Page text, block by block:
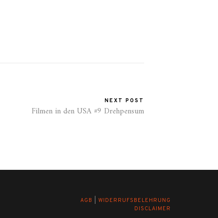
NEXT POST
Filmen in den USA #9 Drehpensum
AGB
WIDERRUFSBELEHRUNG
DISCLAIMER